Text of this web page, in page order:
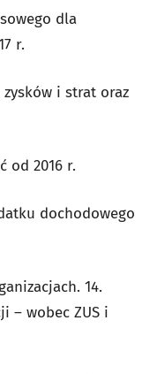
dla
r.
i strat oraz
od 2016 r.
dochodowego
14.
– wobec ZUS i